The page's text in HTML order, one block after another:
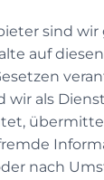
sind wir
auf
wir als
nach